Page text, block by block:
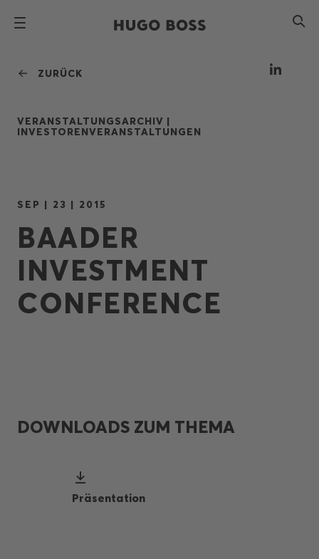
ZURÜCK
VERANSTALTUNGSARCHIV |
INVESTORENVERANSTALTUNGEN
SEP | 23 | 2015
BAADER
INVESTMENT
CONFERENCE
DOWNLOADS ZUM THEMA
Präsentation